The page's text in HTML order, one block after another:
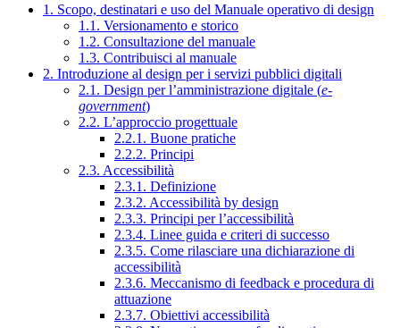
1. Scopo, destinatari e uso del Manuale operativo di design
1.1. Versionamento e storico
1.2. Consultazione del manuale
1.3. Contribuisci al manuale
2. Introduzione al design per i servizi pubblici digitali
2.1. Design per l’amministrazione digitale (e-
government)
2.2. L’approccio progettuale
2.2.1. Buone pratiche
2.2.2. Principi
2.3. Accessibilità
2.3.1. Definizione
2.3.2. Accessibilità by design
2.3.3. Principi per l’accessibilità
2.3.4. Linee guida e criteri di successo
2.3.5. Come rilasciare una dichiarazione di
accessibilità
2.3.6. Meccanismo di feedback e procedura di
attuazione
2.3.7. Obiettivi accessibilità